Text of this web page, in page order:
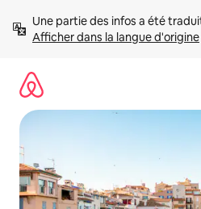
directement
Afficher dans la langue d'origine